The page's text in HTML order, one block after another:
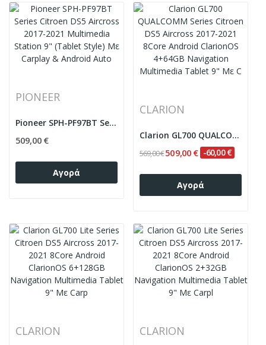
PIONEER
Pioneer SPH-PF97BT Series Citroen DS5 Aircross...
509,00 €
Αγορά
CLARION
Clarion GL700 QUALCOMM Series Citroen DS5...
569,00 €509,00 € -60,00 €
Αγορά
CLARION CLARION